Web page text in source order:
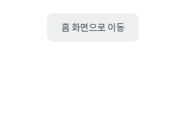
홈 화면으로 이동